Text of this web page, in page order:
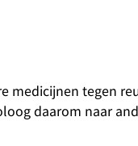
medicijnen tegen
daarom naar